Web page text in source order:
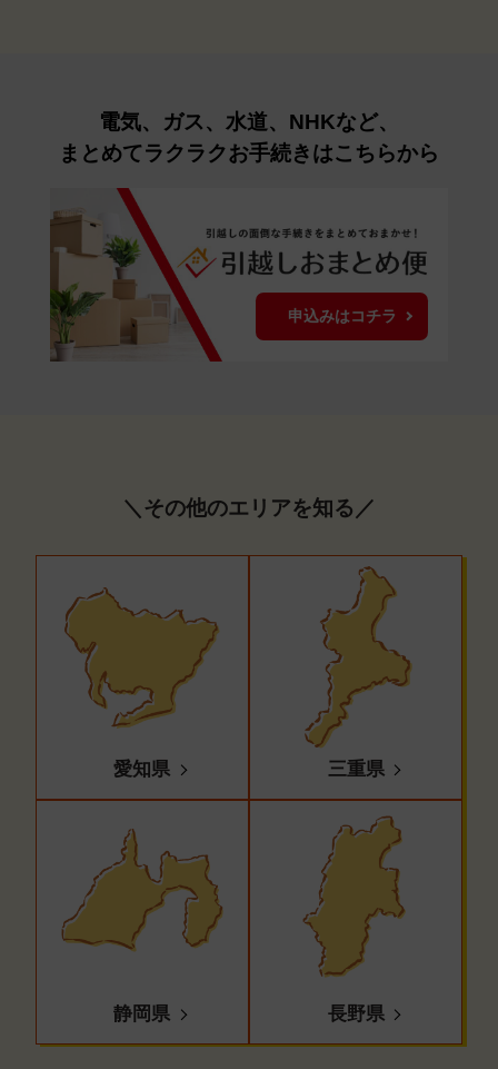
電気、ガス、水道、NHKなど、
まとめてラクラクお手続きはこちらから
申込みはコチラ
＼その他のエリアを知る／
愛知県 三重県
静岡県 長野県